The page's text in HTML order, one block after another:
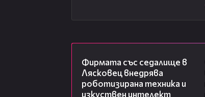
Фирмата със седалище в
Лясковец внедрява
роботизирана техника и
изкуствен интелект